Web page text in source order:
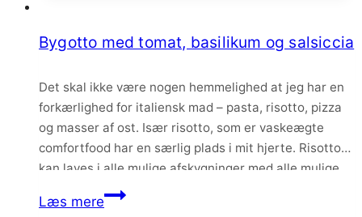
bedste
Bygotto med tomat, basilikum og salsiccia
Det skal ikke være nogen hemmelighed at jeg har en
forkærlighed for italiensk mad – pasta, risotto, pizza
og masser af ost. Især risotto, som er vaskeægte
comfortfood har en særlig plads i mit hjerte. Risotto
kan laves i alle mulige afskygninger med alle mulige
slags korn, grøntsager, oste osv. Den helt klassiske
med hvide…
Læs mereBygotto